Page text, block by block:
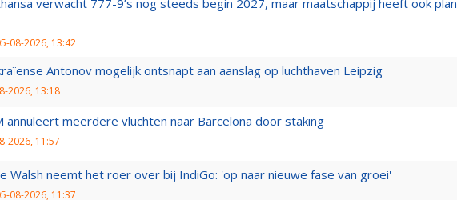
08-2026, 13:42
Antonov mogelijk ontsnapt aan aanslag op luchthaven Leipzig
2026, 13:18
annuleert meerdere vluchten naar Barcelona door staking
2026, 11:57
Walsh neemt het roer over bij IndiGo: 'op naar nieuwe fase van groei'
08-2026, 11:37